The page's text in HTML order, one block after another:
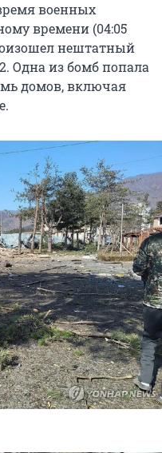
военных
времени (04:05
нештатный
Одна из бомб попала
домов, включая